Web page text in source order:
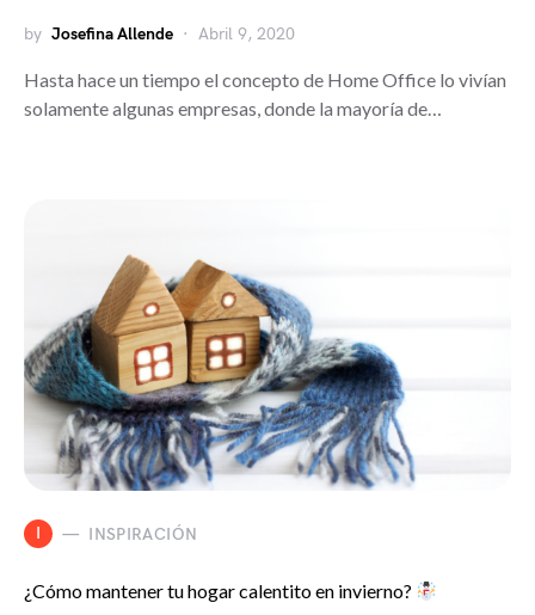
by Josefina Allende Abril 9, 2020
Hasta hace un tiempo el concepto de Home Office lo vivían
solamente algunas empresas, donde la mayoría de…
I INSPIRACIÓN
¿Cómo mantener tu hogar calentito en invierno?